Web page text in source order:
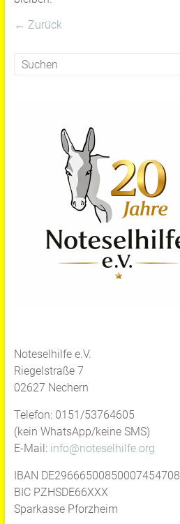
← Zurück
Noteselhilfe e.V.
Riegelstraße 7
02627 Nechern
Telefon: 0151/53764605
(kein WhatsApp/keine SMS)
E-Mail: info@noteselhilfe.org
IBAN DE29666500850007454708
BIC PZHSDE66XXX
Sparkasse Pforzheim